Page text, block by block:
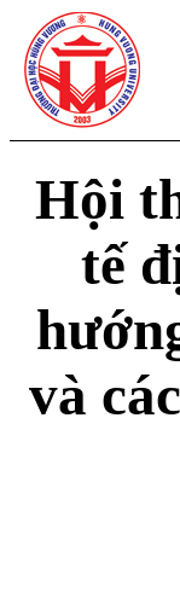
Hội
tế
và